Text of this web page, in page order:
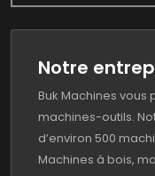
Notre
Buk Machines
machines-outils.
d’environ 500
Machines à bois,